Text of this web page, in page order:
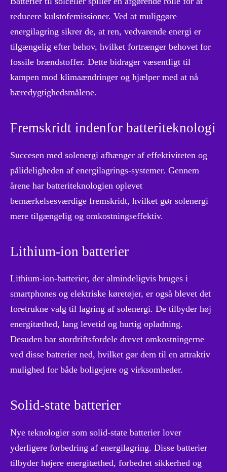
reducere kulstofemissioner. Ved at muliggøre
energilagring sikrer de, at ren, vedvarende energi er
tilgængelig efter behov, hvilket fortrænger behovet for
fossile brændstoffer. Dette bidrager væsentligt til
kampen mod klimaændringer og hjælper med at nå
bæredygtighedsmålene.
Fremskridt indenfor batteriteknologi
Succesen med solenergi afhænger af effektiviteten og
pålideligheden af ​​energilagrings-systemer. Gennem
årene har batteriteknologien oplevet
bemærkelsesværdige fremskridt, hvilket gør solenergi
mere tilgængelig og omkostningseffektiv.
Lithium-ion batterier
Lithium-ion-batterier, der almindeligvis bruges i
smartphones og elektriske køretøjer, er også blevet det
foretrukne valg til lagring af solenergi. De tilbyder høj
energitæthed, lang levetid og hurtig opladning.
Desuden har stordriftsfordele drevet omkostningerne
ved disse batterier ned, hvilket gør dem til en attraktiv
mulighed for både boligejere og virksomheder.
Solid-state batterier
Nye teknologier som solid-state batterier lover
yderligere forbedring af energilagring. Disse batterier
tilbyder højere energitæthed, forbedret sikkerhed og